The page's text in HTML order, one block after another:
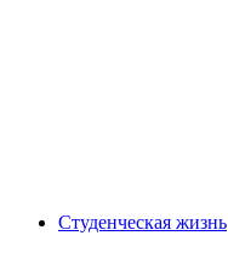
Студенческая жизнь